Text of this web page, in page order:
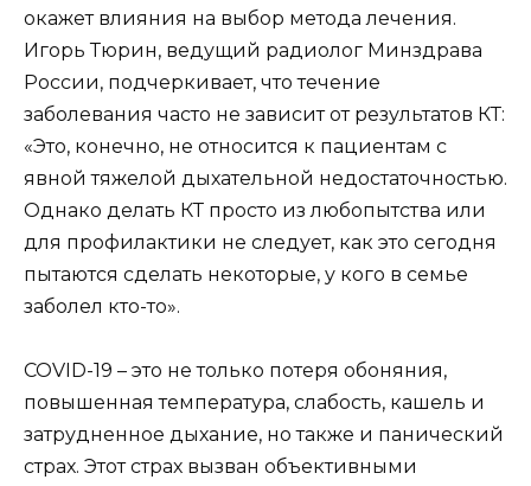
окажет влияния на выбор метода лечения.
Игорь Тюрин, ведущий радиолог Минздрава
России, подчеркивает, что течение
заболевания часто не зависит от результатов КТ:
«Это, конечно, не относится к пациентам с
явной тяжелой дыхательной недостаточностью.
Однако делать КТ просто из любопытства или
для профилактики не следует, как это сегодня
пытаются сделать некоторые, у кого в семье
заболел кто-то».
COVID-19 – это не только потеря обоняния,
повышенная температура, слабость, кашель и
затрудненное дыхание, но также и панический
страх. Этот страх вызван объективными